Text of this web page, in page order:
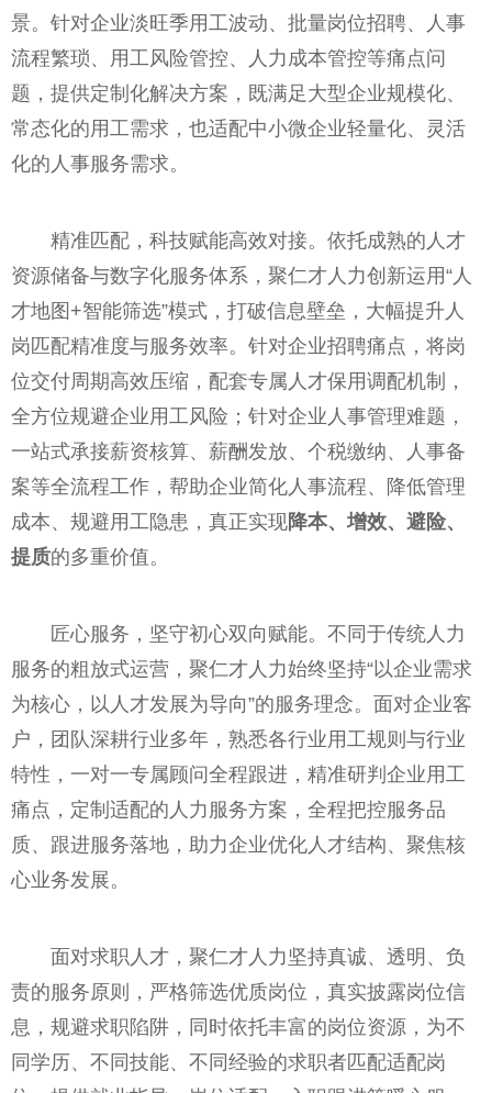
景。针对企业淡旺季用工波动、批量岗位招聘、人事
流程繁琐、用工风险管控、人力成本管控等痛点问
题，提供定制化解决方案，既满足大型企业规模化、
常态化的用工需求，也适配中小微企业轻量化、灵活
化的人事服务需求。
精准匹配，科技赋能高效对接。依托成熟的人才
资源储备与数字化服务体系，聚仁才人力创新运用“人
才地图+智能筛选”模式，打破信息壁垒，大幅提升人
岗匹配精准度与服务效率。针对企业招聘痛点，将岗
位交付周期高效压缩，配套专属人才保用调配机制，
全方位规避企业用工风险；针对企业人事管理难题，
一站式承接薪资核算、薪酬发放、个税缴纳、人事备
案等全流程工作，帮助企业简化人事流程、降低管理
成本、规避用工隐患，真正实现降本、增效、避险、
提质的多重价值。
匠心服务，坚守初心双向赋能。不同于传统人力
服务的粗放式运营，聚仁才人力始终坚持“以企业需求
为核心，以人才发展为导向”的服务理念。面对企业客
户，团队深耕行业多年，熟悉各行业用工规则与行业
特性，一对一专属顾问全程跟进，精准研判企业用工
痛点，定制适配的人力服务方案，全程把控服务品
质、跟进服务落地，助力企业优化人才结构、聚焦核
心业务发展。
面对求职人才，聚仁才人力坚持真诚、透明、负
责的服务原则，严格筛选优质岗位，真实披露岗位信
息，规避求职陷阱，同时依托丰富的岗位资源，为不
同学历、不同技能、不同经验的求职者匹配适配岗